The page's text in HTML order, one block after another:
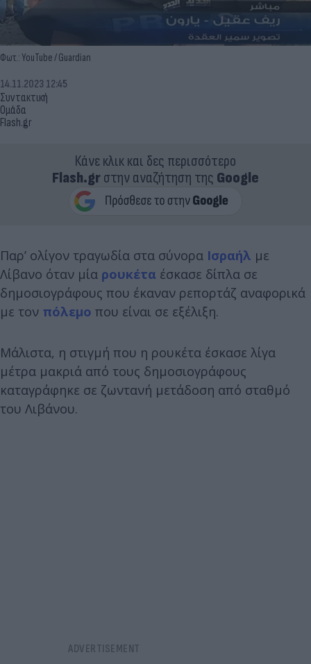
Φωτ.: YouTube / Guardian
Συντακτική
Ομάδα
Flash.gr
14.11.2023 12:45
Κάνε κλικ και δες περισσότερο
Flash.grστην αναζήτηση της Google
Παρ’ ολίγον τραγωδία στα σύνορα Ισραήλ με
Λίβανο όταν μία ρουκέτα έσκασε δίπλα σε
δημοσιογράφους που έκαναν ρεπορτάζ αναφορικά
με τον πόλεμο που είναι σε εξέλιξη.
Μάλιστα, η στιγμή που η ρουκέτα έσκασε λίγα
μέτρα μακριά από τους δημοσιογράφους
καταγράφηκε σε ζωντανή μετάδοση από σταθμό
του Λιβάνου.